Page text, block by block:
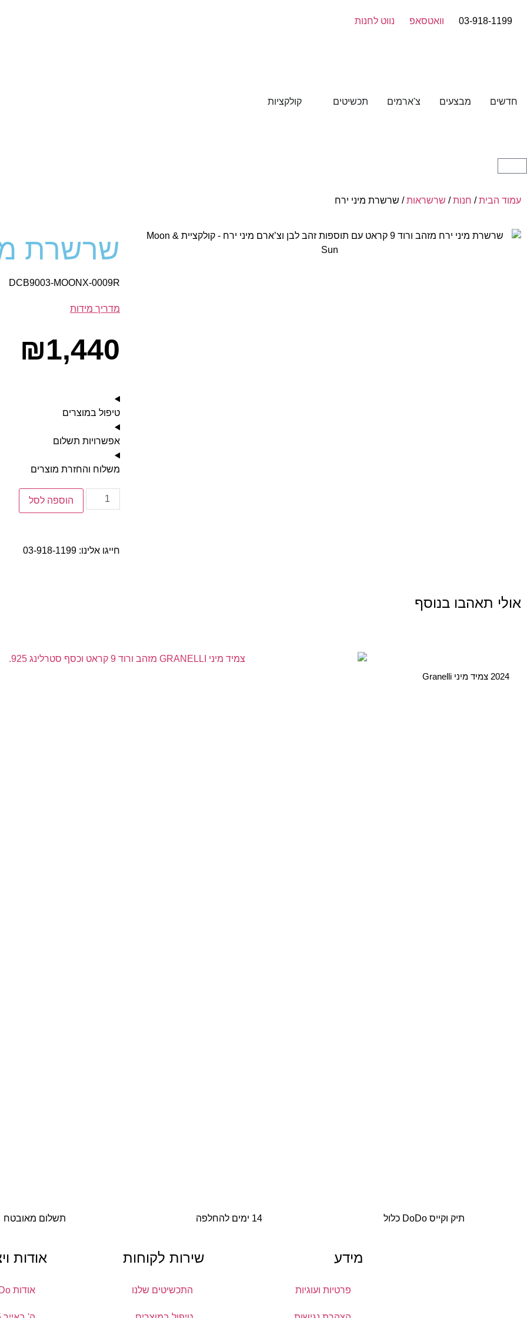
03-918-1199 וואטסאפ נווט לחנות
חדשים מבצעים צ'ארמים תכשיטים קולקציות
עמוד הבית/ חנות/ שרשראות/ שרשרת מיני ירח
שרשרת
DCB9003-MOONX-0009R
מדריך מידות
₪1,440
טיפול במוצרים
אפשרויות תשלום
משלוח והחזרת מוצרים
הוספה לסל
חייגו אלינו: 03-918-1199
אולי תאהבו בנוסף
2024 צמיד מיני Granelli
תיק וקייס DoDo כלול 14 ימים להחלפה תשלום מאובטח
מידע
פרטיות ועוגיות
שירות לקוחות
התכשיטים שלנו
אודות
אודות DoDo